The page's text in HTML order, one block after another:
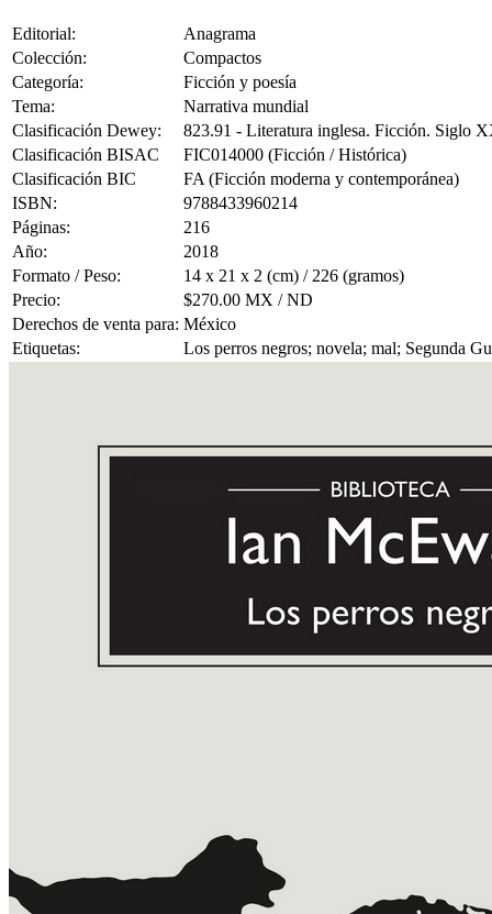
Editorial:
Anagrama
Colección:
Compactos
Categoría:
Ficción y poesía
Tema:
Narrativa mundial
Clasificación Dewey:
823.91 - Literatura inglesa. Ficción. Siglo
Clasificación BISAC
FIC014000 (Ficción / Histórica)
Clasificación BIC
FA (Ficción moderna y contemporánea)
ISBN:
9788433960214
Páginas:
216
Año:
2018
Formato / Peso:
14 x 21 x 2 (cm) / 226 (gramos)
Precio:
$270.00 MX / ND
Derechos de venta para: México
Etiquetas:
Los perros negros; novela; mal; Segunda